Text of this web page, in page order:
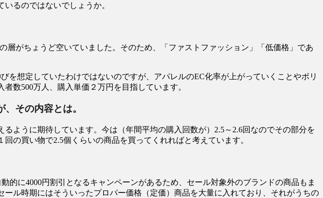
るのではないでしょうか。
がちょうど空いていました。そのため、「ファストファッション」「低価格」であ
想定していたわけではないのですが、アパレルのEC化率が上がっていくことやボリ
数500万人、購入単価２万円を目指しています。
その内容とは。
ように期待しています。今は（年間平均の購入回数が）2.5～2.6回なのでその部分を
の買い物で2.5個くらいの商品を買ってくれればと考えています。
に4000円割引となるキャンペーンがあるため、セール対象外のブランドの商品もま
ル時期にはそういったプロパー価格（定価）商品を大量に入れており、それがうちの